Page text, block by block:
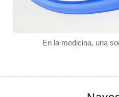
En la medicina, una